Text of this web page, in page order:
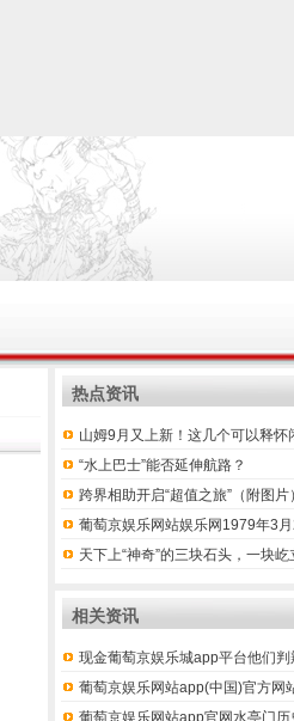
热点资讯
山姆9月又上新！这几个可以释怀
“水上巴士”能否延伸航路？
跨界相助开启“超值之旅”（附图片）
相关资讯